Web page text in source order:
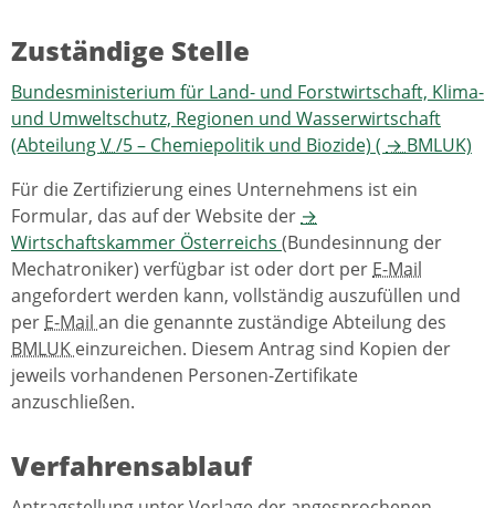
Zuständige Stelle
Bundesministerium für Land- und Forstwirtschaft, Klima-
und Umweltschutz, Regionen und Wasserwirtschaft
(AbteilungV/5 – Chemiepolitik und Biozide) ( → BMLUK)
Für die Zertifizierung eines Unternehmens ist ein
Formular, das auf der Website der →
Wirtschaftskammer Österreichs (Bundesinnung der
Mechatroniker) verfügbar ist oder dort per E-Mail
angefordert werden kann, vollständig auszufüllen und
per E-Mail an die genannte zuständige Abteilung des
BMLUK einzureichen. Diesem Antrag sind Kopien der
jeweils vorhandenen Personen-Zertifikate
anzuschließen.
Verfahrensablauf